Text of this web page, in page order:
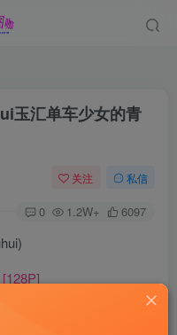
玉汇单车少女的青
关注 私信
0 1.2W+ 6097
卷发在自然光中泛出柔